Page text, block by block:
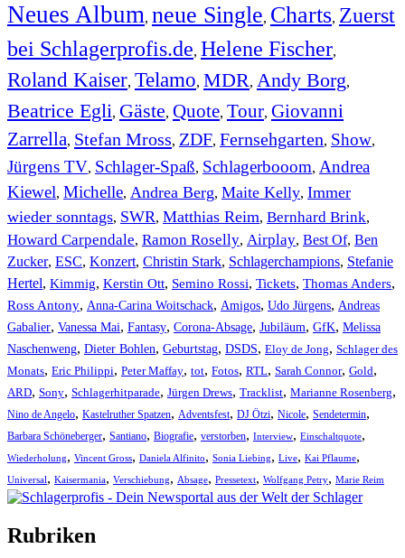
Neues Album, neue Single, Charts, Zuerst
bei Schlagerprofis.de, Helene Fischer,
Roland Kaiser, Telamo, MDR, Andy Borg,
Beatrice Egli, Gäste, Quote, Tour, Giovanni
Zarrella, Stefan Mross, ZDF, Fernsehgarten, Show,
Jürgens TV, Schlager-Spaß, Schlagerbooom, Andrea
Kiewel, Michelle, Andrea Berg, Maite Kelly, Immer
wieder sonntags, SWR, Matthias Reim, Bernhard Brink,
Howard Carpendale, Ramon Roselly, Airplay, Best Of, Ben
Zucker, ESC, Konzert, Christin Stark, Schlagerchampions, Stefanie
Hertel, Kimmig, Kerstin Ott, Semino Rossi, Tickets, Thomas Anders,
Ross Antony, Anna-Carina Woitschack, Amigos, Udo Jürgens, Andreas
Gabalier, Vanessa Mai, Fantasy, Corona-Absage, Jubiläum, GfK, Melissa
Naschenweng, Dieter Bohlen, Geburtstag, DSDS, Eloy de Jong, Schlager des
Monats, Eric Philippi, Peter Maffay, tot, Fotos, RTL, Sarah Connor, Gold,
ARD, Sony, Schlagerhitparade, Jürgen Drews, Tracklist, Marianne Rosenberg,
Nino de Angelo, Kastelruther Spatzen, Adventsfest, DJ Ötzi, Nicole, Sendetermin,
Barbara Schöneberger, Santiano, Biografie, verstorben, Interview, Einschaltquote,
Wiederholung, Vincent Gross, Daniela Alfinito, Sonia Liebing, Live, Kai Pflaume,
Universal, Kaisermania, Verschiebung, Absage, Pressetext, Wolfgang Petry, Marie Reim
Rubriken